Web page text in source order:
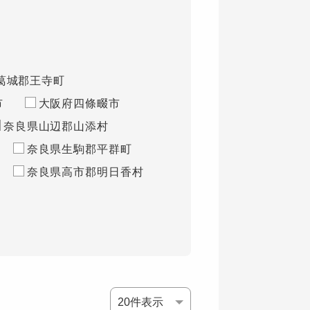
城郡王寺町
大阪府四條畷市
奈良県山辺郡山添村
奈良県生駒郡平群町
奈良県高市郡明日香村